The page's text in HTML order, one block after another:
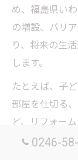
め、福島県い
の増設、バリ
り、将来の生
します。
たとえば、子
部屋を仕切る
ど、リフォー
けには手すり
0246-